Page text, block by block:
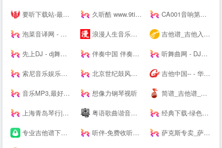
要听下载站-最新手机游戏软件下载平台 久听酷 www.9tingku.com 原创DJ音乐分享平台 DJ舞曲 超劲爆车载DJ下载网站 CA001音响第一网 _ 音频视频灯光信息平台 - Powered by CA001.COM
泡菜音译网 - 韩语歌词音译,谐音歌词,韩剧ost音译分享平台 浪漫人生音乐网,www.dj191.com,车载音乐,慢摇中文,武汉dj193,最新好听的dj,音乐串烧,Dj视频下载,免费下载 吉他谱_吉他入门教程_吉他教学视频_吉他谱下载-吉他屋
先上DJ - dj舞曲|dj歌曲串烧|dj慢摇舞曲|劲爆dj|车载dj 伴奏中国 伴奏网 -- 【其他均为假冒网站 将追究法律责任】 听舞曲网 - DJ舞曲,MP4,MP3免费下载,流行音乐,抖音热门歌曲,网络热门歌曲
索尼音乐娱乐中国 | Sony Music Entertainment China 北京世纪鼓风打击乐器中心-打击乐鼓风 吉他中国-- - 华语首席吉他门户！中文旗舰吉他多维平台！
音乐MP3,最好听的歌曲,流行音乐网 - YYMP3音乐网 想像力钢琴视听 简谱_吉他谱_简谱歌谱大全_钢琴谱_歌谱曲谱大全 - 爱曲谱网
上海青岛琴行|钢琴品牌|买钢琴|学钢琴|钢琴价格|小小莫扎特钢琴城培训-- 粤语歌曲谐音网-粤语歌词谐音网 经典下载-绿色软件下载-常用软件下载
专业吉他谱下载平台 - 吉他世界 听伴-免费收听小说相声儿歌笑话段子,网络收音机|在线收听平台！ 萨克斯专卖_萨克斯价格_进口萨克斯_萨克斯厂家-台湾Sertur/萨尔特萨克斯【官网】